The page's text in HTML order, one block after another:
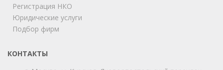
Регистрация НКО
Юридические услуги
Подбор фирм
КОНТАКТЫ
Telegram